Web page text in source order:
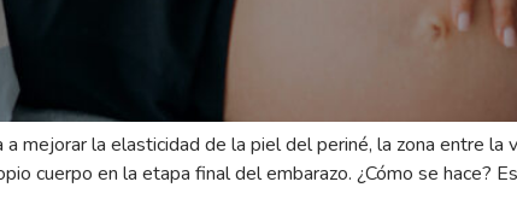
mejorar la elasticidad de la piel del periné, la zona entre la
cuerpo en la etapa final del embarazo. ¿Cómo se hace?